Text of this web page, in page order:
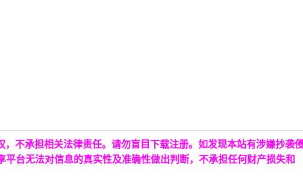
不承担相关法律责任。请勿盲目下载注册。如发现本站有涉嫌抄袭
台无法对信息的真实性及准确性做出判断，不承担任何财产损失和